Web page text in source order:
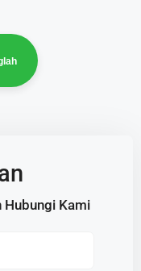
Hubungi Kami